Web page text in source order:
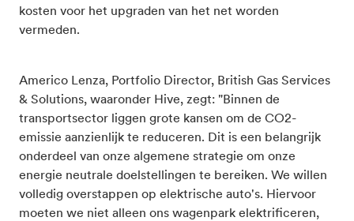
kosten voor het upgraden van het net worden
vermeden.
Americo Lenza, Portfolio Director, British Gas Services
& Solutions, waaronder Hive, zegt: "Binnen de
transportsector liggen grote kansen om de CO2-
emissie aanzienlijk te reduceren. Dit is een belangrijk
onderdeel van onze algemene strategie om onze
energie neutrale doelstellingen te bereiken. We willen
volledig overstappen op elektrische auto's. Hiervoor
moeten we niet alleen ons wagenpark elektrificeren,